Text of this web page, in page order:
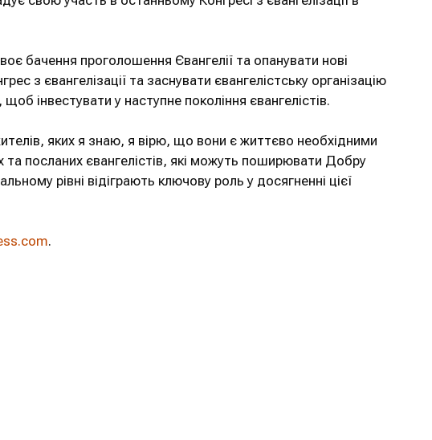
бачення проголошення Євангелії та опанувати нові
з євангелізації та заснувати євангелістську організацію
інвестувати у наступне покоління євангелістів.
яких я знаю, я вірю, що вони є життєво необхідними
та посланих євангелістів, які можуть поширювати Добру
рівні відіграють ключову роль у досягненні цієї
.